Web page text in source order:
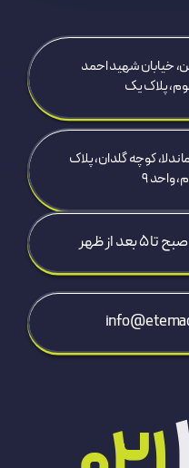
خیابان شهید احمد
پلاک یک
کوچه گلدان، پلاک